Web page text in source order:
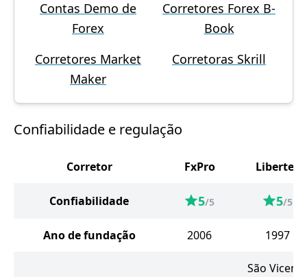
Contas Demo de
Forex
Corretores Forex B-
Book
Corretores Market
Maker
Corretoras Skrill
Confiabilidade e regulação
Corretor FxPro Libertex
Confiabilidade 5/5 5/5
Ano de fundação 2006 1997
São Vicente